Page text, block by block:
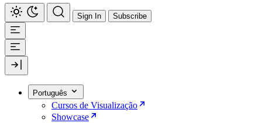
Sign In Subscribe
Português
Cursos de Visualização
Showcase